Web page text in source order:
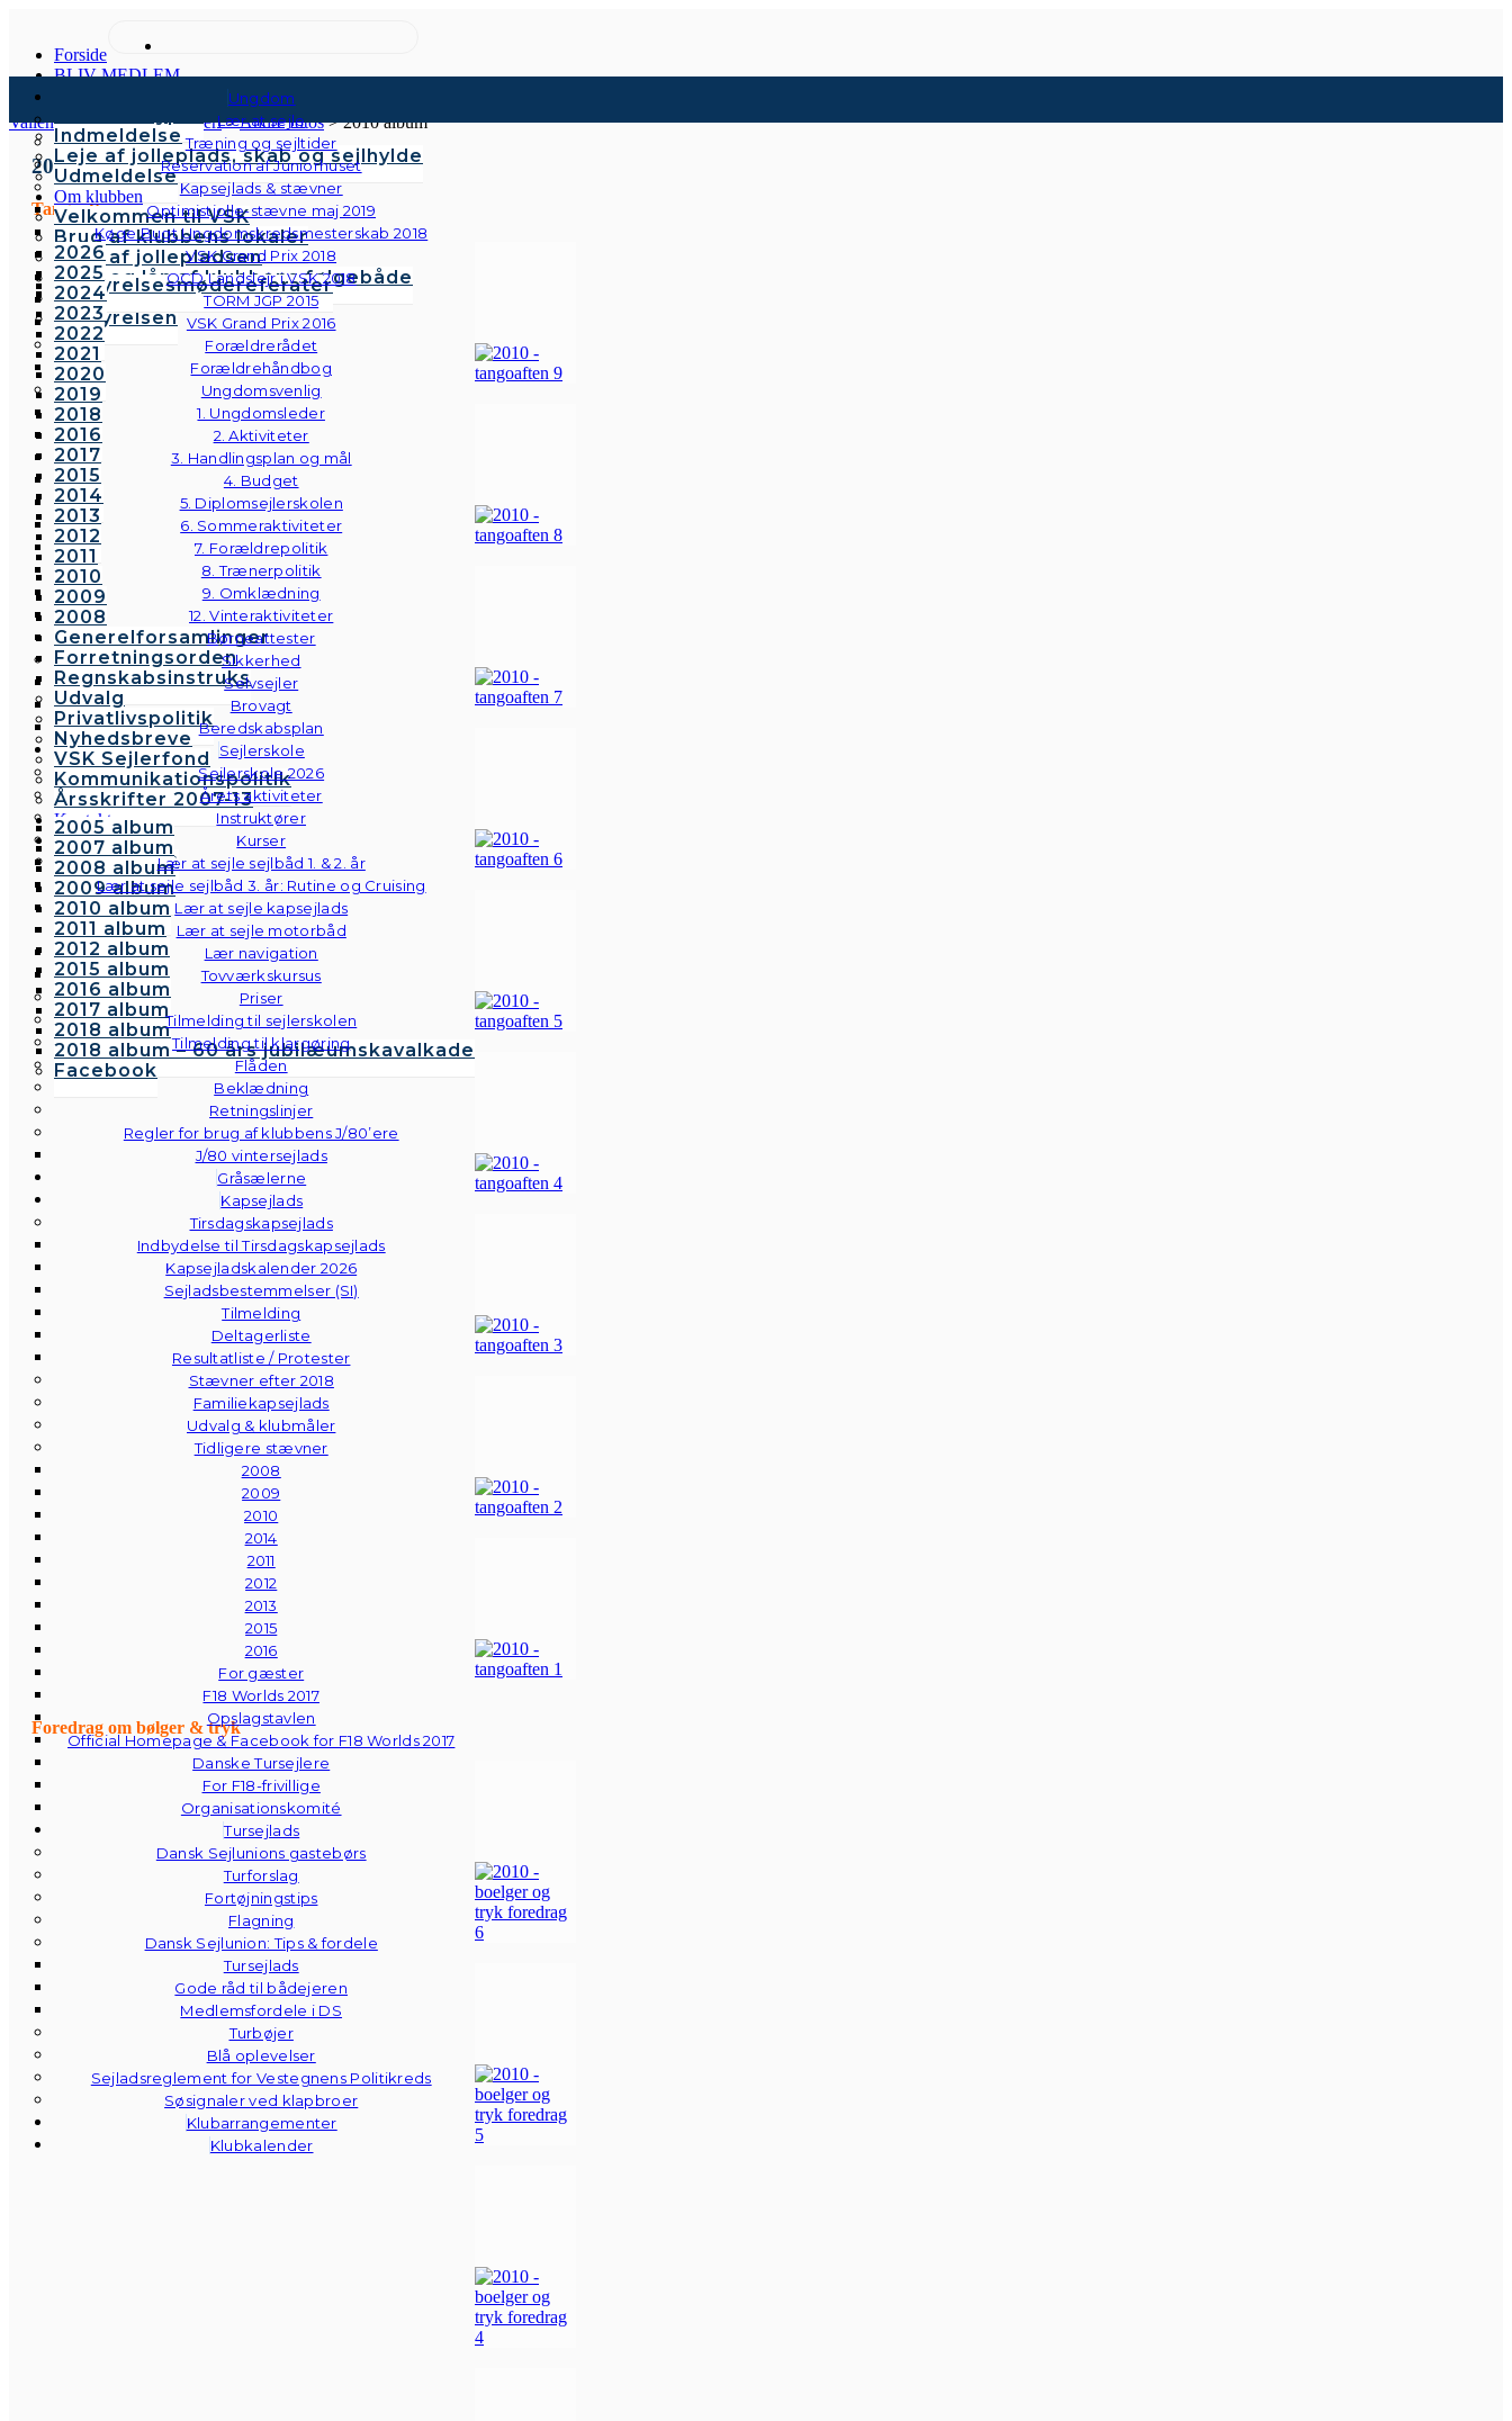
Ungdom
Lær at sejle
Træning og sejltider
Reservation af Juniorhuset
Kapsejlads & stævner
Optimistjolle-stævne maj 2019
Køge Bugt Ungdomskredsmesterskab 2018
VSK Grand Prix 2018
OCD Landslejr i VSK 2018
TORM JGP 2015
VSK Grand Prix 2016
Forældrerådet
Forældrehåndbog
Ungdomsvenlig
1. Ungdomsleder
2. Aktiviteter
3. Handlingsplan og mål
4. Budget
5. Diplomsejlerskolen
6. Sommeraktiviteter
7. Forældrepolitik
8. Trænerpolitik
9. Omklædning
12. Vinteraktiviteter
Børneattester
Sikkerhed
Selvsejler
Brovagt
Beredskabsplan
Sejlerskole
Sejlerskole 2026
Årets aktiviteter
Instruktører
Kurser
Lær at sejle sejlbåd 1. & 2. år
Lær at sejle sejlbåd 3. år: Rutine og Cruising
Lær at sejle kapsejlads
Lær at sejle motorbåd
Lær navigation
Tovværkskursus
Priser
Tilmelding til sejlerskolen
Tilmelding til klargøring
Flåden
Beklædning
Retningslinjer
Regler for brug af klubbens J/80’ere
J/80 vintersejlads
Gråsælerne
Kapsejlads
Tirsdagskapsejlads
Indbydelse til Tirsdagskapsejlads
Kapsejladskalender 2026
Sejladsbestemmelser (SI)
Tilmelding
Deltagerliste
Resultatliste / Protester
Stævner efter 2018
Familiekapsejlads
Udvalg & klubmåler
Tidligere stævner
2008
2009
2010
2014
2011
2012
2013
2015
2016
For gæster
F18 Worlds 2017
Opslagstavlen
Official Homepage & Facebook for F18 Worlds 2017
Danske Tursejlere
For F18-frivillige
Organisationskomité
Tursejlads
Dansk Sejlunions gastebørs
Turforslag
Fortøjningstips
Flagning
Dansk Sejlunion: Tips & fordele
Tursejlads
Gode råd til bådejeren
Medlemsfordele i DS
Turbøjer
Blå oplevelser
Sejladsreglement for Vestegnens Politikreds
Søsignaler ved klapbroer
Klubarrangementer
Klubkalender
Forside
BLIV MEDLEM
Kontingenter & gebyrer
Indmeldelse
Leje af jolleplads, skab og sejlhylde
Udmeldelse
Om klubben
Velkommen til VSK
Brug af klubbens lokaler
Brug af jollepladsen
Brug og lån af klubbens følgebåde
Vedtægter
Bestyrelsen
Bestyrelsesmødereferater
2026
2025
2024
2023
2022
2021
2020
2019
2018
2016
2017
2015
2014
2013
2012
2011
2010
2009
2008
Generelforsamlinger
Forretningsorden
Regnskabsinstruks
Udvalg
Privatlivspolitik
Nyhedsbreve
VSK Sejlerfond
Kommunikationspolitik
Årsskrifter 2007-13
Kontakt
Galleri
Andre fotos
2005 album
2007 album
2008 album
2009 album
2010 album
2011 album
2012 album
2015 album
2016 album
2017 album
2018 album
2018 album – 60 års jubilæumskavalkade
Facebook
Vallensbæk Sejlklub>Galleri>Andre fotos>2010 album
2010
Tangoaften
Foredrag om bølger & tryk